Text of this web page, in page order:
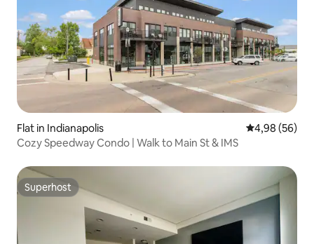
Flat in Indianapolis Gemiddelde
4,98 (56)
Cozy Speedway Condo | Walk to Main St & IMS
Superhost
Superhost